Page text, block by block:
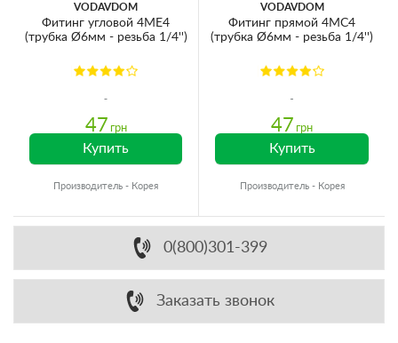
VODAVDOM
Фитинг угловой 4ME4
(трубка Ø6мм - резьба 1/4'')
47 грн
Купить
Производитель - Корея
VODAVDOM
Фитинг прямой 4MC4
(трубка Ø6мм - резьба 1/4'')
47 грн
Купить
Производитель - Корея
0(800)301-399
Заказать звонок